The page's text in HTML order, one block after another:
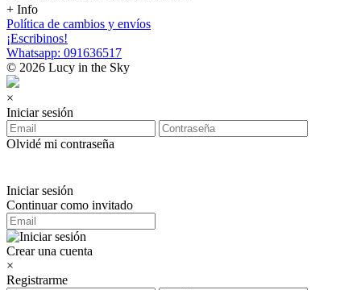
+ Info
Política de cambios y envíos
¡Escribinos!
Whatsapp: 091636517
© 2026 Lucy in the Sky
×
Iniciar sesión
Olvidé mi contraseña
Iniciar sesión
Continuar como invitado
Crear una cuenta
×
Registrarme